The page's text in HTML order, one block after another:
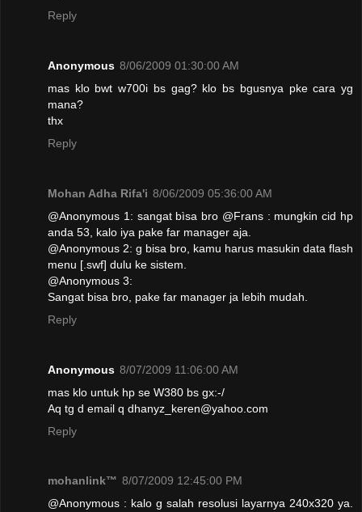
Reply
Anonymous 8/06/2009 01:30:00 AM
mas klo bwt w700i bs gag? klo bs bgusnya pke cara yg
mana?
thx
Reply
Mohan Adha Rifa'i 8/06/2009 05:36:00 AM
@Anonymous 1: sangat bìsa bro @Frans : mungkin cid hp
anda 53, kalo iya pake far manager aja.
@Anonymous 2: g bisa bro, kamu harus masukin data flash
menu [.swf] dulu ke sistem.
@Anonymous 3:
Sangat bisa bro, pake far manager ja lebih mudah.
Reply
Anonymous 8/07/2009 11:06:00 AM
mas klo untuk hp se W380 bs gx:-/
Aq tg d email q dhanyz_keren@yahoo.com
Reply
mohanlink™ 8/07/2009 12:45:00 PM
@Anonymous : kalo g salah resolusi layarnya 240x320 ya.